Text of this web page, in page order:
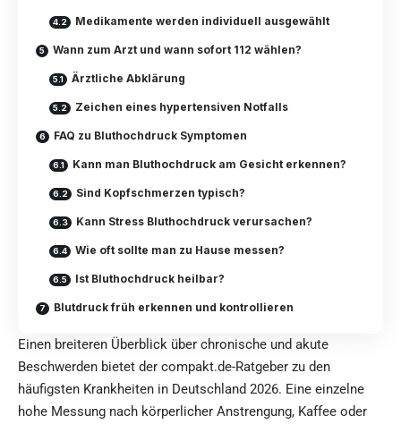
Medikamente werden individuell ausgewählt
Wann zum Arzt und wann sofort 112 wählen?
Ärztliche Abklärung
Zeichen eines hypertensiven Notfalls
FAQ zu Bluthochdruck Symptomen
Kann man Bluthochdruck am Gesicht erkennen?
Sind Kopfschmerzen typisch?
Kann Stress Bluthochdruck verursachen?
Wie oft sollte man zu Hause messen?
Ist Bluthochdruck heilbar?
Blutdruck früh erkennen und kontrollieren
Einen breiteren Überblick über chronische und akute
Beschwerden bietet der compakt.de-Ratgeber zu den
häufigsten Krankheiten in Deutschland 2026. Eine einzelne
hohe Messung nach körperlicher Anstrengung, Kaffee oder